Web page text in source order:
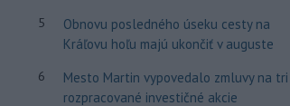
5
Obnovu posledného úseku cesty na
Kráľovu hoľu majú ukončiť v auguste
6
Mesto Martin vypovedalo zmluvy na tri
rozpracované investičné akcie